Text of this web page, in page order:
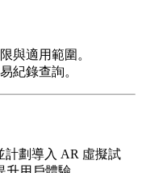
與適用範圍。
紀錄查詢。
計劃導入 AR 虛擬試